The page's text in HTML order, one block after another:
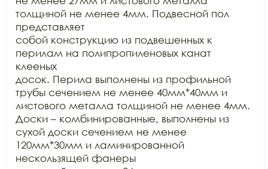
толщиной не менее 4мм. Подвесной пол
представляет
собой конструкцию из подвешенных к
перилам на полипропиленовых канат
клееных
досок. Перила выполнены из профильной
трубы сечением не менее 40мм*40мм и
листового металла толщиной не менее 4мм.
Доски – комбинированные, выполнены из
сухой доски сечением не менее
120мм*30мм и ламинированной
нескользящей фанеры